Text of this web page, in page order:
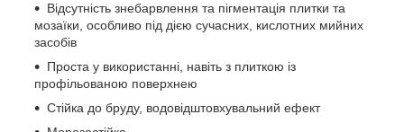
Відсутність знебарвлення та пігментація плитки та
мозаїки, особливо під дією сучасних, кислотних мийних
засобів
Проста у використанні, навіть з плиткою із
профільованою поверхнею
Стійка до бруду, водовідштовхувальний ефект